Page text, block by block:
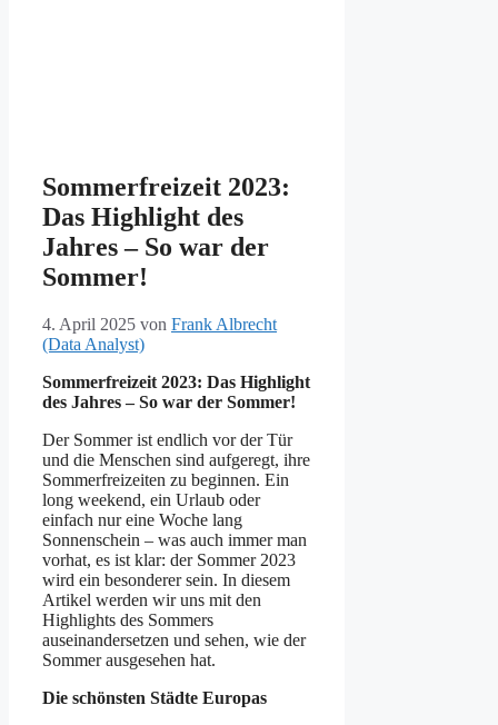
Sommerfreizeit 2023:
Das Highlight des
Jahres – So war der
Sommer!
4. April 2025 von Frank Albrecht
(Data Analyst)
Sommerfreizeit 2023: Das Highlight
des Jahres – So war der Sommer!
Der Sommer ist endlich vor der Tür
und die Menschen sind aufgeregt, ihre
Sommerfreizeiten zu beginnen. Ein
long weekend, ein Urlaub oder
einfach nur eine Woche lang
Sonnenschein – was auch immer man
vorhat, es ist klar: der Sommer 2023
wird ein besonderer sein. In diesem
Artikel werden wir uns mit den
Highlights des Sommers
auseinandersetzen und sehen, wie der
Sommer ausgesehen hat.
Die schönsten Städte Europas